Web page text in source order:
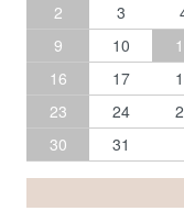
2
3
9
10
16
17
23
24
30
31